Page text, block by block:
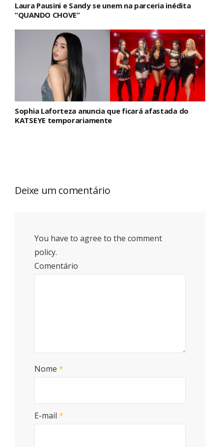
Laura Pausini e Sandy se unem na parceria inédita
“QUANDO CHOVE”
Sophia Laforteza anuncia que ficará afastada do
KATSEYE temporariamente
Deixe um comentário
You have to agree to the comment
policy.
Comentário
Nome *
E-mail *